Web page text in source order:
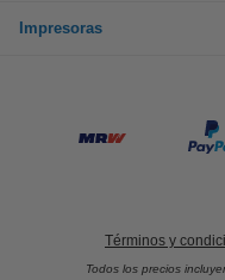
Impresoras
Términos y
Todos los precios